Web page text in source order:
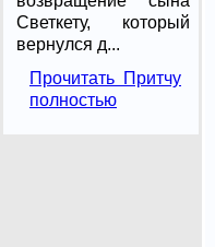
Светкету, который
вернулся д...
Прочитать Притчу
полностью